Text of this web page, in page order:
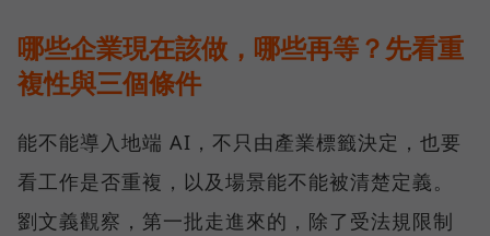
哪些企業現在該做，哪些再等？先看重
複性與三個條件
能不能導入地端 AI，不只由產業標籤決定，也要
看工作是否重複，以及場景能不能被清楚定義。
劉文義觀察，第一批走進來的，除了受法規限制